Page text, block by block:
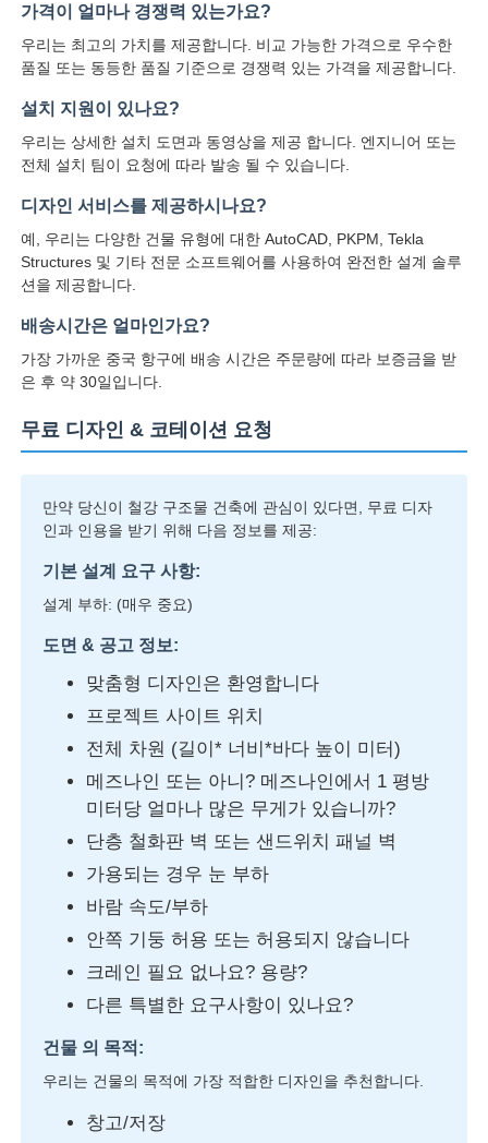
가격이 얼마나 경쟁력 있는가요?
우리는 최고의 가치를 제공합니다. 비교 가능한 가격으로 우수한
품질 또는 동등한 품질 기준으로 경쟁력 있는 가격을 제공합니다.
설치 지원이 있나요?
우리는 상세한 설치 도면과 동영상을 제공 합니다. 엔지니어 또는
전체 설치 팀이 요청에 따라 발송 될 수 있습니다.
디자인 서비스를 제공하시나요?
예, 우리는 다양한 건물 유형에 대한 AutoCAD, PKPM, Tekla
Structures 및 기타 전문 소프트웨어를 사용하여 완전한 설계 솔루
션을 제공합니다.
배송시간은 얼마인가요?
가장 가까운 중국 항구에 배송 시간은 주문량에 따라 보증금을 받
은 후 약 30일입니다.
무료 디자인 & 코테이션 요청
만약 당신이 철강 구조물 건축에 관심이 있다면, 무료 디자
인과 인용을 받기 위해 다음 정보를 제공:
기본 설계 요구 사항:
설계 부하: (매우 중요)
도면 & 공고 정보:
맞춤형 디자인은 환영합니다
프로젝트 사이트 위치
전체 차원 (길이* 너비*바다 높이 미터)
메즈나인 또는 아니? 메즈나인에서 1 평방
미터당 얼마나 많은 무게가 있습니까?
단층 철화판 벽 또는 샌드위치 패널 벽
가용되는 경우 눈 부하
바람 속도/부하
안쪽 기둥 허용 또는 허용되지 않습니다
크레인 필요 없나요? 용량?
다른 특별한 요구사항이 있나요?
건물 의 목적:
우리는 건물의 목적에 가장 적합한 디자인을 추천합니다.
창고/저장